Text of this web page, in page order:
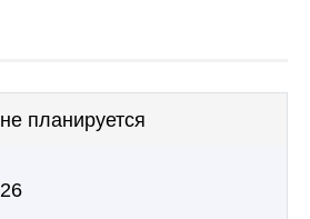
не планируется
26